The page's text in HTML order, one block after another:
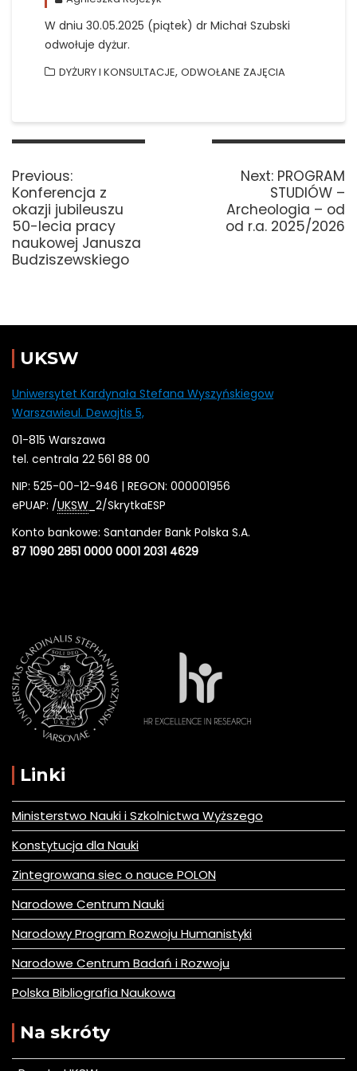
W dniu 30.05.2025 (piątek) dr Michał Szubski
odwołuje dyżur.
DYŻURY I KONSULTACJE, ODWOŁANE ZAJĘCIA
Nawigacja
Previous:Previous
post:
Konferencja z
okazji jubileuszu
50-lecia pracy
naukowej Janusza
Budziszewskiego
Next: Next
post:
PROGRAM
STUDIÓW –
Archeologia – od
od r.a. 2025/2026
UKSW
Uniwersytet Kardynała Stefana Wyszyńskiegow
Warszawieul. Dewajtis 5,
01-815 Warszawa
tel. centrala 22 561 88 00
NIP: 525-00-12-946 | REGON: 000001956
ePUAP: /UKSW _2/SkrytkaESP
Konto bankowe: Santander Bank Polska S.A.
87 1090 2851 0000 0001 2031 4629
Linki
Ministerstwo Nauki i Szkolnictwa Wyższego
Konstytucja dla Nauki
Zintegrowana siec o nauce POLON
Narodowe Centrum Nauki
Narodowy Program Rozwoju Humanistyki
Narodowe Centrum Badań i Rozwoju
Polska Bibliografia Naukowa
Na skróty